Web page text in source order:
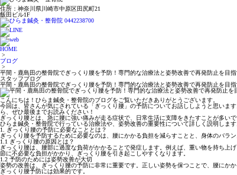
住所：神奈川県川崎市中原区田尻町21
飯田ビル1F
HOME
>
ブログ
>
平間・鹿島田の整骨院でぎっくり腰を予防！専門的な治療法と姿勢改善で再発防止を目
スタッフブログ
平間・鹿島田の整骨院でぎっくり腰を予防！専門的な治療法と姿勢改善で再発防止を目
こんにちは！ひらま鍼灸・整骨院のブログをご覧いただきありがとうございます。
今回は、皆さんが気にされている「ぎっくり腰」の予防についてお話ししようと思いま
ら、ぜひ最後までお読みください！
ぎっくり腰とは、急に腰に強い痛みが走る症状で、日常生活に支障をきたすことが多い
ひらま鍼灸・整骨院で行っている治療法や、姿勢改善の重要性について詳しく説明します
1. ぎっくり腰の予防に必要なこととは？
ぎっくり腰を予防するために必要なのは、腰にかかる負担を減らすことと、身体のバラ
1.1 ぎっくり腰の原因とは？
ぎっくり腰は、腰部に過度な負荷がかかることで発症します。例えば、重い物を持ち
節に不必要な負担がかかり、ぎっくり腰を引き起こしやすくなります。
1.2 予防のためには姿勢改善が大切
姿勢の改善は、ぎっくり腰の予防に非常に重要です。正しい姿勢を保つことで、腰にか
ぎっくり腰予防には効果的です。